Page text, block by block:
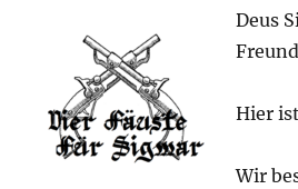
Blutgetränkte
Erde
Deus
Hier
Wir